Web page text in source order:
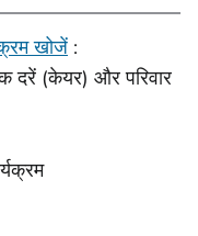
खोजें :
दरें (केयर) और परिवार